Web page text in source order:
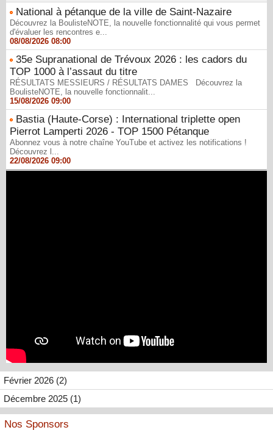
Février 2026 (2)
Décembre 2025 (1)
Nos Sponsors
National à pétanque de la ville de Saint-Nazaire
Découvrez la BoulisteNOTE, la nouvelle fonctionnalité qui vous permet
d'évaluer les rencontres e...
08/08/2026 08:00
35e Supranational de Trévoux 2026 : les cadors du
TOP 1000 à l’assaut du titre
RÉSULTATS MESSIEURS / RÉSULTATS DAMES Découvrez la
BoulisteNOTE, la nouvelle fonctionnalit...
15/08/2026 09:00
Bastia (Haute-Corse) : International triplette open
Pierrot Lamperti 2026 - TOP 1500 Pétanque
Abonnez vous à notre chaîne YouTube et activez les notifications !
Découvrez l...
22/08/2026 09:00